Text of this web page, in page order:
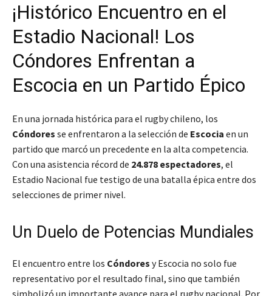
¡Histórico Encuentro en el
Estadio Nacional! Los
Cóndores Enfrentan a
Escocia en un Partido Épico
En una jornada histórica para el rugby chileno, los
Cóndores se enfrentaron a la selección de Escocia en un
partido que marcó un precedente en la alta competencia.
Con una asistencia récord de 24.878 espectadores, el
Estadio Nacional fue testigo de una batalla épica entre dos
selecciones de primer nivel.
Un Duelo de Potencias Mundiales
El encuentro entre los Cóndores y Escocia no solo fue
representativo por el resultado final, sino que también